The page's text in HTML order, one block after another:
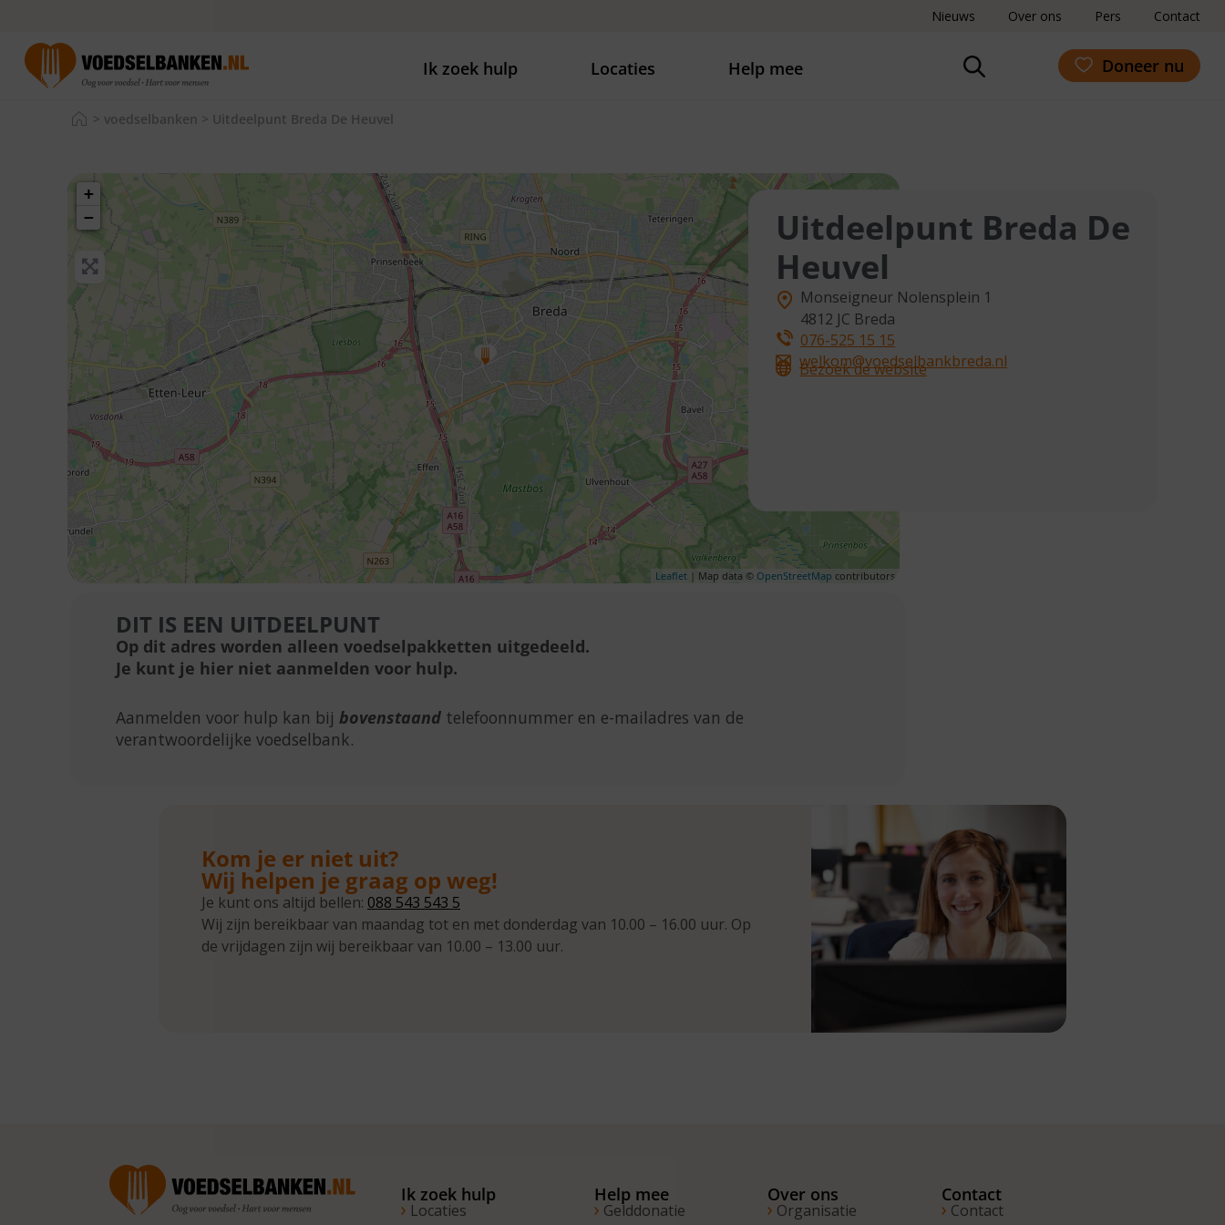
Nieuws Over ons Pers Contact
Ik zoek hulp Locaties Help mee Doneer nu
> voedselbanken > Uitdeelpunt Breda De Heuvel
+
−
Leaflet | Map data © OpenStreetMap contributors
Uitdeelpunt Breda De
Heuvel
Monseigneur Nolensplein 1
4812 JC Breda
076-525 15 15
welkom@voedselbankbreda.nl
Bezoek de website
DIT IS EEN UITDEELPUNT
Op dit adres worden alleen voedselpakketten uitgedeeld.
Je kunt je hier niet aanmelden voor hulp.
Aanmelden voor hulp kan bij bovenstaand telefoonnummer en e-mailadres van de
verantwoordelijke voedselbank.
Kom je er niet uit?
Wij helpen je graag op weg!
Je kunt ons altijd bellen: 088 543 543 5
Wij zijn bereikbaar van maandag tot en met donderdag van 10.00 – 16.00 uur. Op
de vrijdagen zijn wij bereikbaar van 10.00 – 13.00 uur.
Ik zoek hulp
Locaties
Help mee
Gelddonatie
Over ons
Organisatie
Contact
Contact